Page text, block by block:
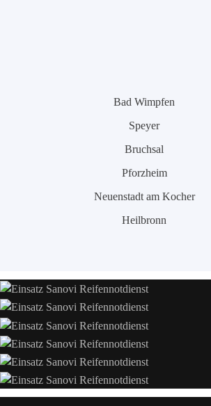
Bad Wimpfen
Speyer
Bruchsal
Pforzheim
Neuenstadt am Kocher
Heilbronn